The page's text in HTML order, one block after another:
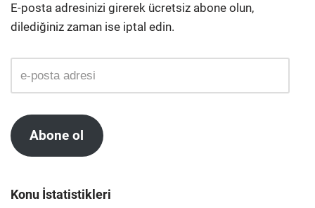
E-posta adresinizi girerek ücretsiz abone olun,
dilediğiniz zaman ise iptal edin.
Abone ol
Konu İstatistikleri